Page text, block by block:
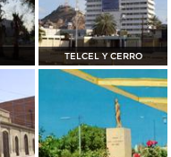
TELCEL Y CERRO